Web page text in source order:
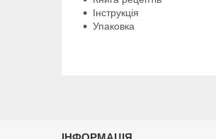
Інструкція
Упаковка